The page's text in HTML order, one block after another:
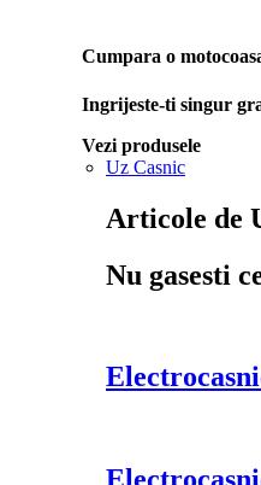
Cumpara o
Ingrijeste-ti singur
Vezi produsele
Uz Casnic
Articole de
Nu gasesti